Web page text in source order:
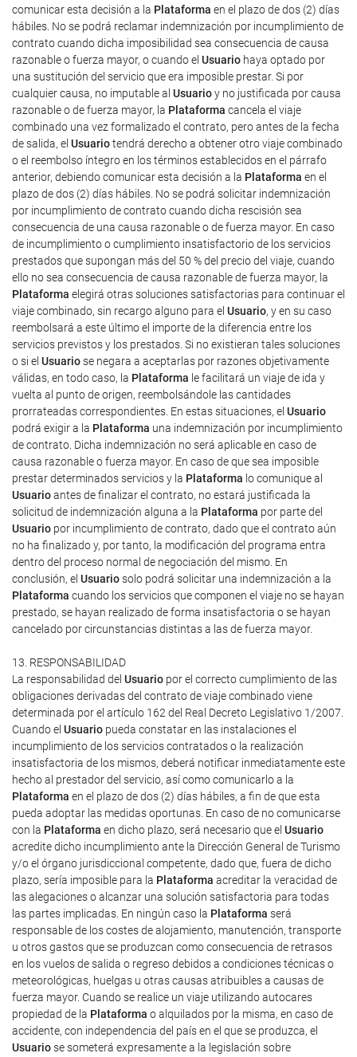
comunicar esta decisión a la Plataforma en el plazo de dos (2) días
hábiles. No se podrá reclamar indemnización por incumplimiento de
contrato cuando dicha imposibilidad sea consecuencia de causa
razonable o fuerza mayor, o cuando el Usuario haya optado por
una sustitución del servicio que era imposible prestar. Si por
cualquier causa, no imputable al Usuarioy no justificada por causa
razonable o de fuerza mayor, la Plataforma cancela el viaje
combinado una vez formalizado el contrato, pero antes de la fecha
de salida, el Usuariotendrá derecho a obtener otro viaje combinado
o el reembolso íntegro en los términos establecidos en el párrafo
anterior, debiendo comunicar esta decisión a la Plataforma en el
plazo de dos (2) días hábiles. No se podrá solicitar indemnización
por incumplimiento de contrato cuando dicha rescisión sea
consecuencia de una causa razonable o de fuerza mayor. En caso
de incumplimiento o cumplimiento insatisfactorio de los servicios
prestados que supongan más del 50 % del precio del viaje, cuando
ello no sea consecuencia de causa razonable de fuerza mayor, la
Plataforma elegirá otras soluciones satisfactorias para continuar el
viaje combinado, sin recargo alguno para el Usuario, y en su caso
reembolsará a este último el importe de la diferencia entre los
servicios previstos y los prestados. Si no existieran tales soluciones
o si el Usuariose negara a aceptarlas por razones objetivamente
válidas, en todo caso, la Plataforma le facilitará un viaje de ida y
vuelta al punto de origen, reembolsándole las cantidades
prorrateadas correspondientes. En estas situaciones, el Usuario
podrá exigir a la Plataforma una indemnización por incumplimiento
de contrato. Dicha indemnización no será aplicable en caso de
causa razonable o fuerza mayor. En caso de que sea imposible
prestar determinados servicios y la Plataforma lo comunique al
Usuarioantes de finalizar el contrato, no estará justificada la
solicitud de indemnización alguna a la Plataforma por parte del
Usuario por incumplimiento de contrato, dado que el contrato aún
no ha finalizado y, por tanto, la modificación del programa entra
dentro del proceso normal de negociación del mismo. En
conclusión, el Usuariosolo podrá solicitar una indemnización a la
Plataforma cuando los servicios que componen el viaje no se hayan
prestado, se hayan realizado de forma insatisfactoria o se hayan
cancelado por circunstancias distintas a las de fuerza mayor.
13. RESPONSABILIDAD
La responsabilidad del Usuario por el correcto cumplimiento de las
obligaciones derivadas del contrato de viaje combinado viene
determinada por el artículo 162 del Real Decreto Legislativo 1/2007.
Cuando el Usuario pueda constatar en las instalaciones el
incumplimiento de los servicios contratados o la realización
insatisfactoria de los mismos, deberá notificar inmediatamente este
hecho al prestador del servicio, así como comunicarlo a la
Plataforma en el plazo de dos (2) días hábiles, a fin de que esta
pueda adoptar las medidas oportunas. En caso de no comunicarse
con la Plataforma en dicho plazo, será necesario que el Usuario
acredite dicho incumplimiento ante la Dirección General de Turismo
y/o el órgano jurisdiccional competente, dado que, fuera de dicho
plazo, sería imposible para la Plataforma acreditar la veracidad de
las alegaciones o alcanzar una solución satisfactoria para todas
las partes implicadas. En ningún caso la Plataforma será
responsable de los costes de alojamiento, manutención, transporte
u otros gastos que se produzcan como consecuencia de retrasos
en los vuelos de salida o regreso debidos a condiciones técnicas o
meteorológicas, huelgas u otras causas atribuibles a causas de
fuerza mayor. Cuando se realice un viaje utilizando autocares
propiedad de la Plataforma o alquilados por la misma, en caso de
accidente, con independencia del país en el que se produzca, el
Usuariose someterá expresamente a la legislación sobre